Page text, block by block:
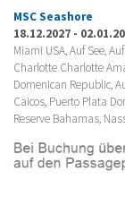
MSC Seashore
18.12.2027 -
Miami USA, Auf See,
Charlotte Charlotte
Domenican Republic,
Caicos, Puerto Plata
Reserve Bahamas,